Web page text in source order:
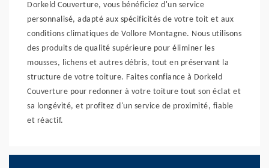
Dorkeld Couverture, vous bénéficiez d'un service
personnalisé, adapté aux spécificités de votre toit et aux
conditions climatiques de Vollore Montagne. Nous utilisons
des produits de qualité supérieure pour éliminer les
mousses, lichens et autres débris, tout en préservant la
structure de votre toiture. Faites confiance à Dorkeld
Couverture pour redonner à votre toiture tout son éclat et
sa longévité, et profitez d'un service de proximité, fiable
et réactif.